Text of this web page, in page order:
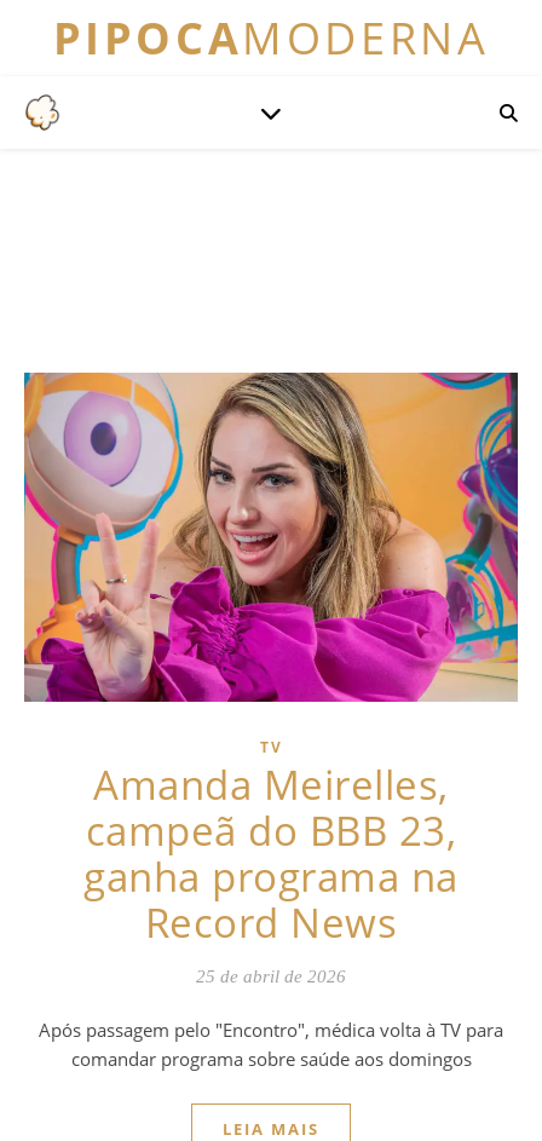
PIPOCAMODERNA
TV
Amanda Meirelles,
campeã do BBB 23,
ganha programa na
Record News
25 de abril de 2026
Após passagem pelo "Encontro", médica volta à TV para
comandar programa sobre saúde aos domingos
LEIA MAIS